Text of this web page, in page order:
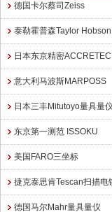
德国卡尔蔡司Zeiss
泰勒霍普森Taylor Hobson
日本东京精密
意大利马波斯MARPOSS
日本三丰Mitutoyo量具量仪
东京第一测范 ISSOKU
美国FARO三坐标
捷克泰思肯Tescan扫描电
德国马尔Mahr量具量仪